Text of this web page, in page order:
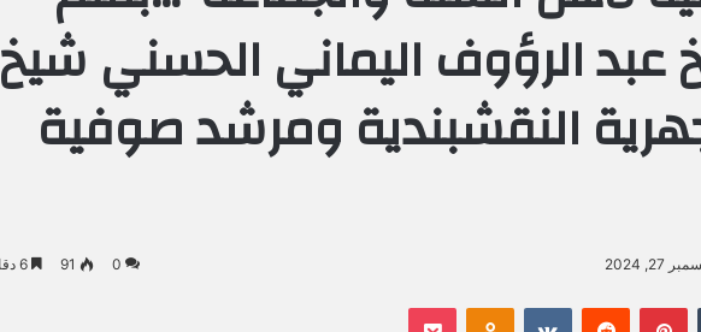
عبد الرؤوف اليماني الحسني شيخ
النقشبندية ومرشد صوفية
27, 2024
0
91
بينتيريست